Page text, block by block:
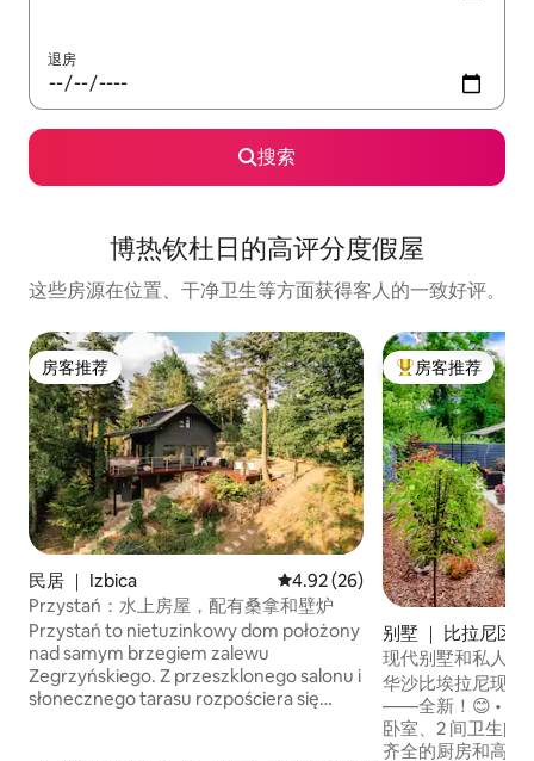
退房
搜索
博热钦杜日的高评分度假屋
这些房源在位置、干净卫生等方面获得客人的一致好评。
房客推荐
房客推荐
民居 ｜ Izbica 平均评分 4.92 分（满分 5 分）
4.92 (26)
Przystań：水上房屋，配有桑拿和壁炉
Przystań to nietuzinkowy dom położony
nad samym brzegiem zalewu
Zegrzyńskiego. Z przeszklonego salonu i
słonecznego tarasu rozpościera się
热门「房客推荐」
房客推荐
别墅 ｜ 比拉尼区
现代别墅和私人花
华沙比埃拉尼现代
——全新！😊 • 这套宽敞的房屋设有 2 间
卧室、2 间卫生间
齐全的厨房和高速无线网